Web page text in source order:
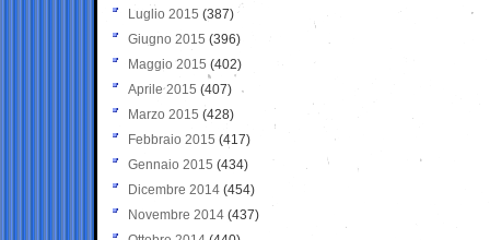
Luglio 2015 (387)
Giugno 2015 (396)
Maggio 2015 (402)
Aprile 2015 (407)
Marzo 2015 (428)
Febbraio 2015 (417)
Gennaio 2015 (434)
Dicembre 2014 (454)
Novembre 2014 (437)